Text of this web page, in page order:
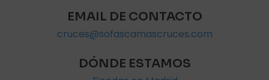
EMAIL DE CONTACTO
cruces@sofascamascruces.com
DÓNDE ESTAMOS